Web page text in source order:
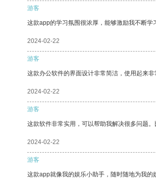
游客
这款app的学习氛围很浓厚，能够激励我不断学
2024-02-22
游客
这款办公软件的界面设计非常简洁，使用起来
2024-02-22
游客
这款软件非常实用，可以帮助我解决很多问题
2024-02-22
游客
这款app就像我的娱乐小助手，随时随地为我的